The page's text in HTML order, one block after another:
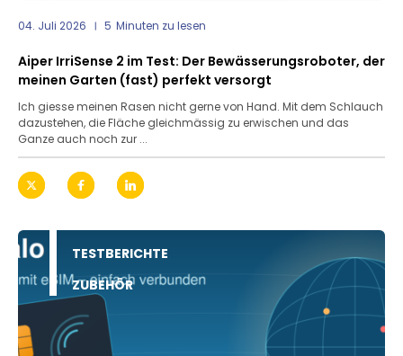
04. Juli 2026 5 Minuten zu lesen
Aiper IrriSense 2 im Test: Der Bewässerungsroboter, der
meinen Garten (fast) perfekt versorgt
Ich giesse meinen Rasen nicht gerne von Hand. Mit dem Schlauch
dazustehen, die Fläche gleichmässig zu erwischen und das
Ganze auch noch zur ...
TESTBERICHTE
ZUBEHÖR